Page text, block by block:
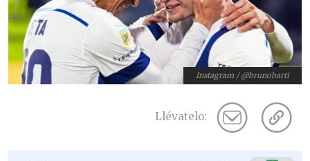
Instagram / @brunobarti
Llévatelo: